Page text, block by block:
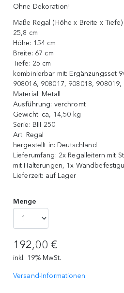
Ohne Dekoration!
Maße Regal (Höhe x Breite x
25,8 cm
Höhe: 154 cm
Breite: 67 cm
Tiefe: 25 cm
kombinierbar mit: Ergänzungsset
908016, 908017, 908018, 908019,
Material: Metall
Ausführung: verchromt
Gewicht: ca, 14,50 kg
Serie: BIII 250
Art: Regal
hergestellt in: Deutschland
Lieferumfang: 2x Regalleitern mit
mit Halterungen, 1x
Lieferzeit: auf Lager
Menge
192,00 €
inkl. 19% MwSt.
Versand-Informationen